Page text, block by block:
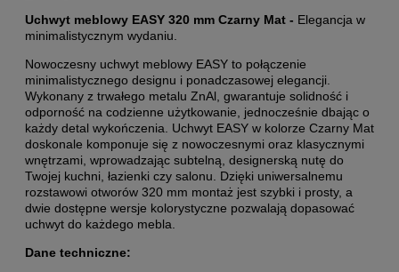
Uchwyt meblowy EASY 320 mm Czarny Mat - Elegancja w
minimalistycznym wydaniu.
Nowoczesny uchwyt meblowy EASY to połączenie
minimalistycznego designu i ponadczasowej elegancji.
Wykonany z trwałego metalu ZnAl, gwarantuje solidność i
odporność na codzienne użytkowanie, jednocześnie dbając o
każdy detal wykończenia. Uchwyt EASY w kolorze Czarny Mat
doskonale komponuje się z nowoczesnymi oraz klasycznymi
wnętrzami, wprowadzając subtelną, designerską nutę do
Twojej kuchni, łazienki czy salonu. Dzięki uniwersalnemu
rozstawowi otworów 320 mm montaż jest szybki i prosty, a
dwie dostępne wersje kolorystyczne pozwalają dopasować
uchwyt do każdego mebla.
Dane techniczne: